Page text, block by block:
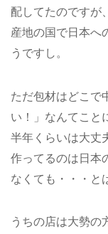
配してたのですが
産地の国で日本へ
うですし。
ただ包材はどこで
い！」なんてこと
半年くらいは大丈
作ってるのは日本
なくても・・・と
うちの店は大勢の